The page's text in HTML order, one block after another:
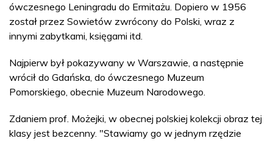
ówczesnego Leningradu do Ermitażu. Dopiero w 1956
został przez Sowietów zwrócony do Polski, wraz z
innymi zabytkami, księgami itd.
Najpierw był pokazywany w Warszawie, a następnie
wrócił do Gdańska, do ówczesnego Muzeum
Pomorskiego, obecnie Muzeum Narodowego.
Zdaniem prof. Możejki, w obecnej polskiej kolekcji obraz tej
klasy jest bezcenny. "Stawiamy go w jednym rzędzie